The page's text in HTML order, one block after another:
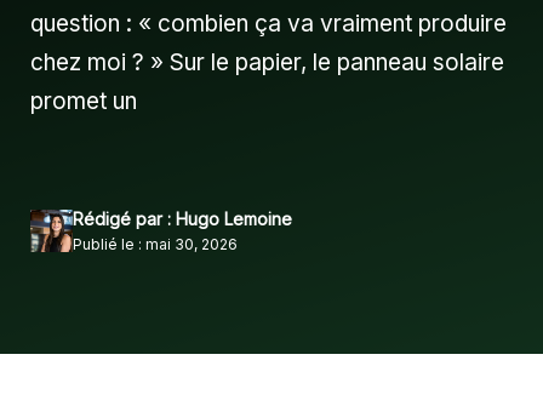
question : « combien ça va vraiment produire
chez moi ? » Sur le papier, le panneau solaire
promet un
Rédigé par : Hugo Lemoine
Publié le : mai 30, 2026